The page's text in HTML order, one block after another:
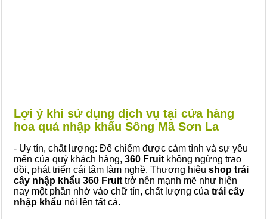
Lợi ý khi sử dụng dịch vụ tại cửa hàng
hoa quả nhập khẩu Sông Mã Sơn La
- Uy tín, chất lượng: Để chiếm được cảm tình và sự yêu
mến của quý khách hàng, 360 Fruit không ngừng trao
dồi, phát triển cái tâm làm nghề. Thương hiệu shop trái
cây nhập khẩu 360 Fruit trở nên mạnh mẽ như hiện
nay một phần nhờ vào chữ tín, chất lượng của trái cây
nhập khẩu nói lên tất cả.